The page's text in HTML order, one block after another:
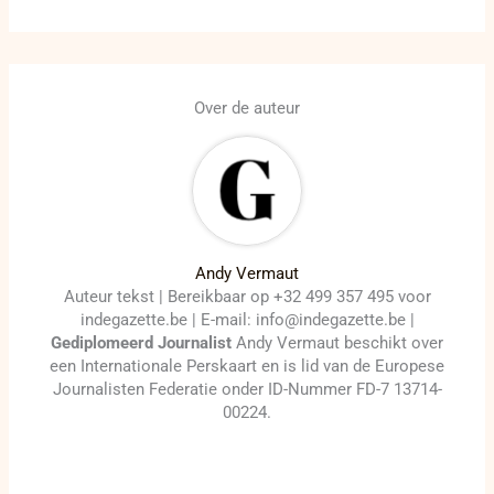
Over de auteur
Andy Vermaut
Auteur tekst | Bereikbaar op +32 499 357 495 voor
indegazette.be | E-mail: info@indegazette.be |
Gediplomeerd Journalist Andy Vermaut beschikt over
een Internationale Perskaart en is lid van de Europese
Journalisten Federatie onder ID-Nummer FD-7 13714-
00224.